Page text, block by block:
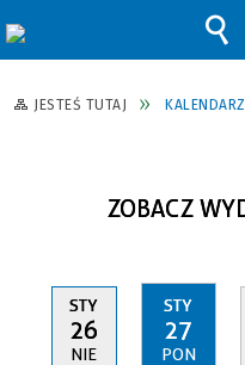
JESTEŚ TUTAJ
ZOBACZ
STY
26
NIE
STY
27
PON